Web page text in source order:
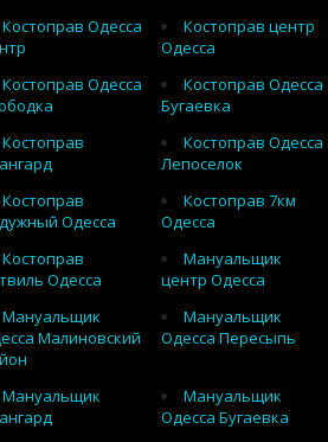
Костоправ Одесса
Костоправ центр
Одесса
Костоправ Одесса
Костоправ Одесса
Бугаевка
Костоправ
Костоправ Одесса
Лепоселок
Костоправ
Одесса
Костоправ 7км
Одесса
Костоправ
Одесса
Мануальщик
центр Одесса
Мануальщик
Малиновский
Мануальщик
Одесса Пересыпь
Мануальщик
Мануальщик
Одесса Бугаевка